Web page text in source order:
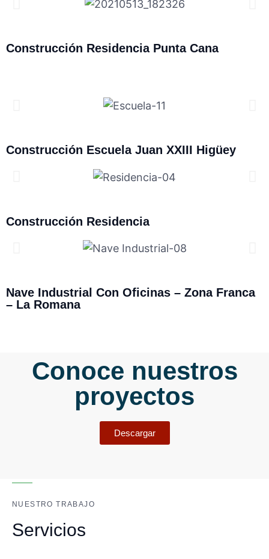
Construcción Residencia Punta Cana
Construcción Escuela Juan XXIII Higüey
Construcción Residencia
Nave Industrial Con Oficinas – Zona Franca
– La Romana
Conoce nuestros
proyectos
Descargar
NUESTRO TRABAJO
Servicios